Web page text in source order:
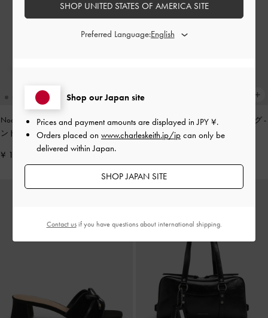
Noane ノアン イーロンゲイティドハ
ンドルショルダーバッグ -ワインベリ
¥ 13,900
Zephy ゼフィ タッセル トートバッグ-
ブラック
Shop our Japan site
Prices and payment amounts are displayed inJPY ¥.
Orders placed on www.charleskeith.jp/jp can only be
delivered within Japan.
SHOP JAPAN SITE
SHOP UNITED STATES OF AMERICA SITE
Preferred Language:
Contact usif you have questions about international shipping.